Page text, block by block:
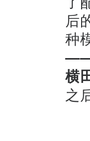
后
种
——
横
之